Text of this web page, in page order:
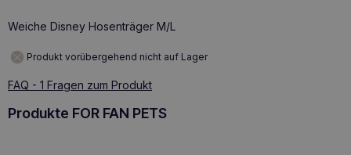
Weiche Disney Hosenträger M/L
Produkt vorübergehend nicht auf Lager
FAQ - 1 Fragen zum Produkt
Produkte FOR FAN PETS